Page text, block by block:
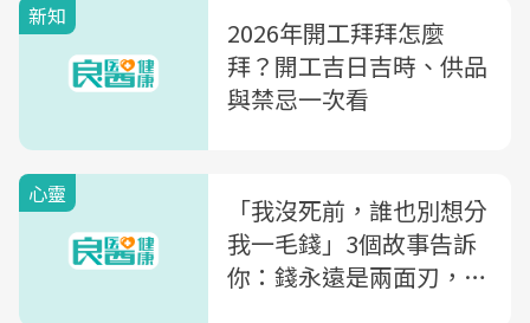
新知
2026年開工拜拜怎麼
拜？開工吉日吉時、供品
與禁忌一次看
心靈
「我沒死前，誰也別想分
我一毛錢」3個故事告訴
你：錢永遠是兩面刃，無